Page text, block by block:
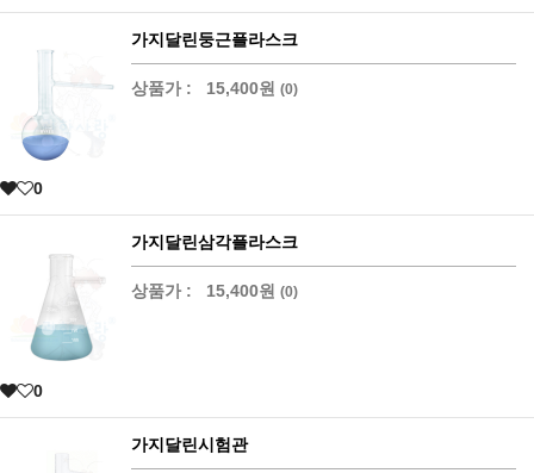
가지달린둥근플라스크
상품가 : 15,400원 (0)
0
가지달린삼각플라스크
상품가 : 15,400원 (0)
0
가지달린시험관